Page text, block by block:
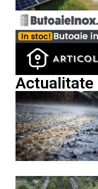
Actualitate